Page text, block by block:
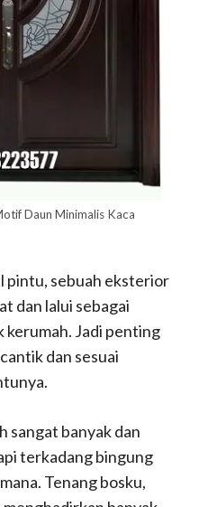
Daun Minimalis Kaca
pintu, sebuah eksterior
dan lalui sebagai
kerumah. Jadi penting
dan sesuai
sangat banyak dan
terkadang bingung
Tenang bosku,